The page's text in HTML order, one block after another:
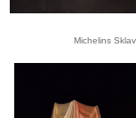
Michelins